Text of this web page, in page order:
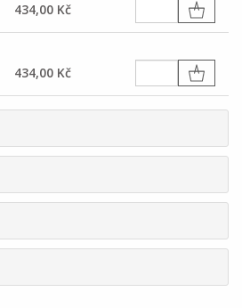
434,00 Kč
434,00 Kč